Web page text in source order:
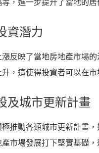
，進一步提升了當地的
資潛力
反映了當地房地產市場
，這使得投資者可以在
及城市更新計畫
推動各類城市更新計畫
市場發展打下堅實基礎